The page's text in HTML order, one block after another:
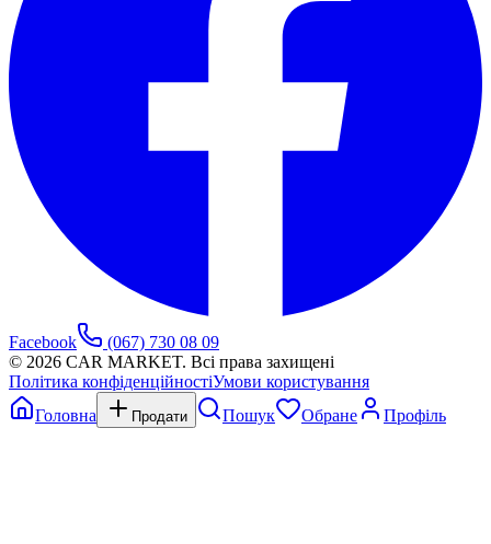
Facebook
(067) 730 08 09
© 2026 CAR MARKET. Всі права захищені
Політика конфіденційностіУмови користування
Головна
Продати Пошук Обране Профіль